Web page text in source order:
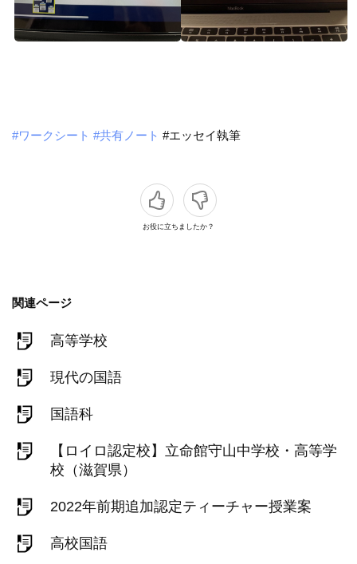
#ワークシート #共有ノート #エッセイ執筆
お役に立ちましたか？
関連ページ
高等学校
現代の国語
国語科
【ロイロ認定校】立命館守山中学校・高等学
校（滋賀県）
2022年前期追加認定ティーチャー授業案
高校国語